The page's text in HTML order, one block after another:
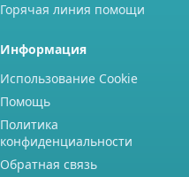
Горячая линия помощи
Информация
Использование Cookie
Помощь
Политика
конфиденциальности
Обратная связь